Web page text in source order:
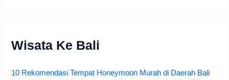
Wisata Ke Bali
10 Rekomendasi Tempat Honeymoon Murah di Daerah Bali